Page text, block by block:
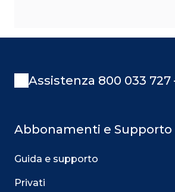
Assistenza 800 033
Abbonamenti e Supporto
Guida e supporto
Privati